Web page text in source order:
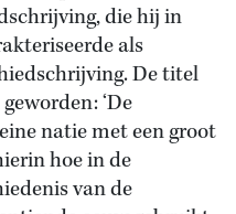
die hij in
als
De titel
‘De
natie met een groot
hoe in de
van de